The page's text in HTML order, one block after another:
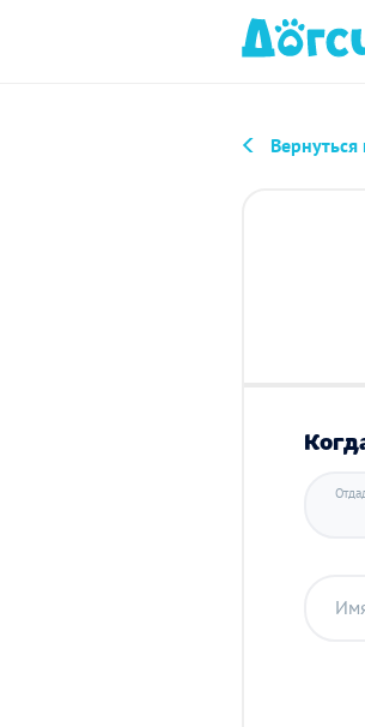
Вернуться